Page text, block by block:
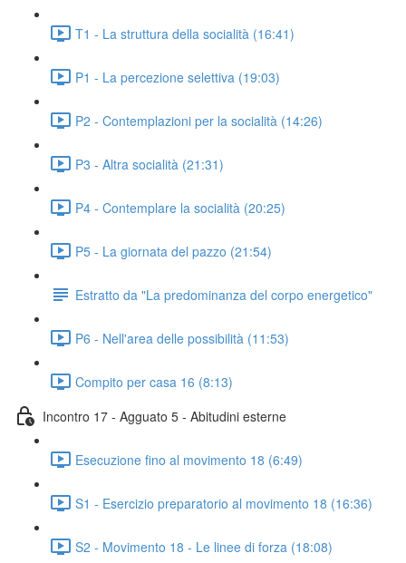
T1 - La struttura della socialità (16:41)
P1 - La percezione selettiva (19:03)
P2 - Contemplazioni per la socialità (14:26)
P3 - Altra socialità (21:31)
P4 - Contemplare la socialità (20:25)
P5 - La giornata del pazzo (21:54)
Estratto da "La predominanza del corpo energetico"
P6 - Nell'area delle possibilità (11:53)
Compito per casa 16 (8:13)
Incontro 17 - Agguato 5 - Abitudini esterne
Esecuzione fino al movimento 18 (6:49)
S1 - Esercizio preparatorio al movimento 18 (16:36)
S2 - Movimento 18 - Le linee di forza (18:08)